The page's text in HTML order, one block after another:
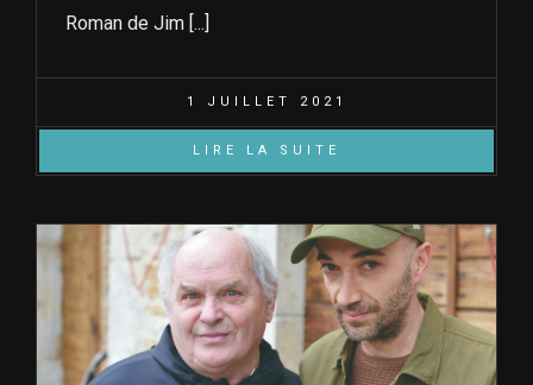
Roman de Jim [...]
1 JUILLET 2021
LIRE LA SUITE